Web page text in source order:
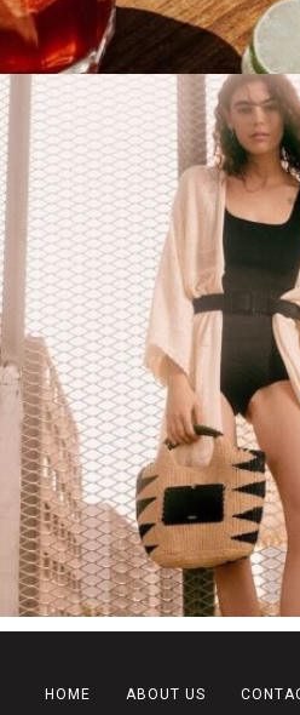
HOME ABOUT US